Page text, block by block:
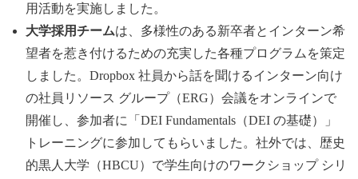
用活動を実施しました。
大学採用チームは、多様性のある新卒者とインターン希
望者を惹き付けるための充実した各種プログラムを策定
しました。Dropbox 社員から話を聞けるインターン向け
の社員リソース グループ（ERG）会議をオンラインで
開催し、参加者に「DEI Fundamentals（DEI の基礎）」
トレーニングに参加してもらいました。社外では、歴史
的黒人大学（HBCU）で学生向けのワークショップ シリ